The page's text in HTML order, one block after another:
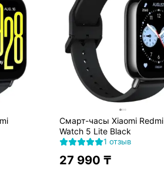
Смарт-часы Xiaomi Redmi
Watch 5 Lite Black
1 отзыв
27 990 ₸